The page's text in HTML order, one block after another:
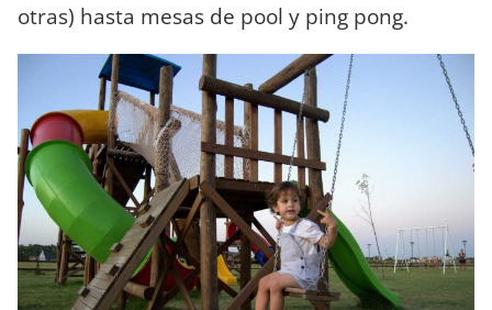
otras) hasta mesas de pool y ping pong.